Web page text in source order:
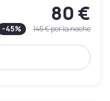
80 €
-45% 145 €por la noche